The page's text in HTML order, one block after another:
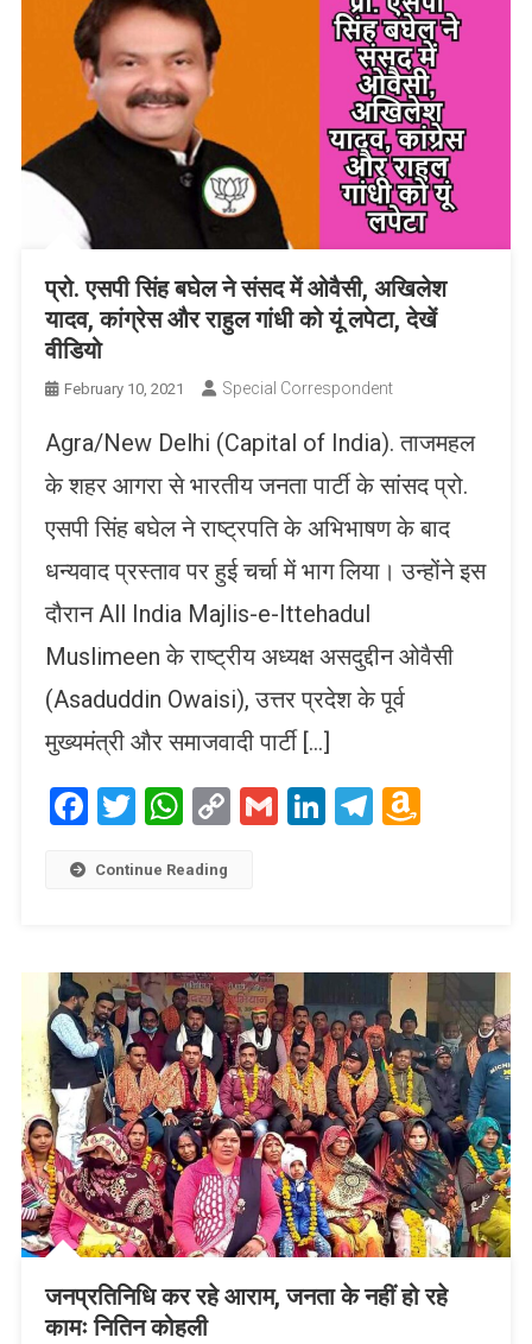
प्रो. एसपी सिंह बघेल ने संसद में ओवैसी, अखिलेश
यादव, कांग्रेस और राहुल गांधी को यूं लपेटा, देखें
वीडियो
February 10, 2021 Special Correspondent
Agra/New Delhi (Capital of India). ताजमहल
के शहर आगरा से भारतीय जनता पार्टी के सांसद प्रो.
एसपी सिंह बघेल ने राष्ट्रपति के अभिभाषण के बाद
धन्यवाद प्रस्ताव पर हुई चर्चा में भाग लिया। उन्होंने इस
दौरान All India Majlis-e-Ittehadul
Muslimeen के राष्ट्रीय अध्यक्ष असदुद्दीन ओवैसी
(Asaduddin Owaisi), उत्तर प्रदेश के पूर्व
मुख्यमंत्री और समाजवादी पार्टी […]
Facebook
Twitter
WhatsApp
CopyGmailLinkedIn
Telegram
Continue Reading
जनप्रतिनिधि कर रहे आराम, जनता के नहीं हो रहे
कामः नितिन कोहली